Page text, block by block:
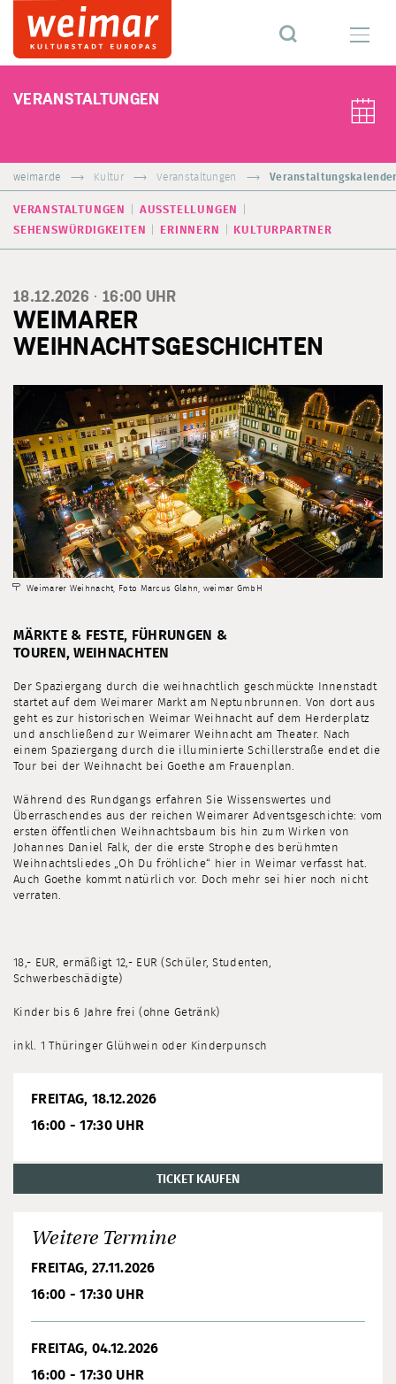
VERANSTALTUNGEN
weimar.de Kultur Veranstaltungen
VERANSTALTUNGEN
AUSSTELLUNGEN
SEHENSWÜRDIGKEITEN
ERINNERN KULTURPARTNER
18.12.2026 · 16:00 UHR
WEIMARER
WEIHNACHTSGESCHICHTEN
Weimarer Weihnacht, Foto Marcus Glahn, weimar GmbH
MÄRKTE & FESTE, FÜHRUNGEN &
TOUREN, WEIHNACHTEN
Der Spaziergang durch die weihnachtlich geschmückte Innenstadt
startet auf dem Weimarer Markt am Neptunbrunnen. Von dort aus
geht es zur historischen Weimar Weihnacht auf dem Herderplatz
und anschließend zur Weimarer Weihnacht am Theater. Nach
einem Spaziergang durch die illuminierte Schillerstraße endet die
Tour bei der Weihnacht bei Goethe am Frauenplan.
Während des Rundgangs erfahren Sie Wissenswertes und
Überraschendes aus der reichen Weimarer Adventsgeschichte: vom
ersten öffentlichen Weihnachtsbaum bis hin zum Wirken von
Johannes Daniel Falk, der die erste Strophe des berühmten
Weihnachtsliedes „Oh Du fröhliche“ hier in Weimar verfasst hat.
Auch Goethe kommt natürlich vor. Doch mehr sei hier noch nicht
verraten.
18,- EUR, ermäßigt 12,- EUR (Schüler, Studenten,
Schwerbeschädigte)
Kinder bis 6 Jahre frei (ohne Getränk)
inkl. 1 Thüringer Glühwein oder Kinderpunsch
FREITAG, 18.12.2026
16:00 - 17:30 UHR
TICKET KAUFEN
Weitere Termine
FREITAG, 27.11.2026
16:00 - 17:30 UHR
FREITAG, 04.12.2026
16:00 - 17:30 UHR